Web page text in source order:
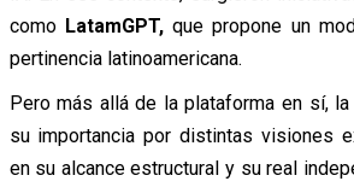
comoLatamGPT,que propone un
pertinencia latinoamericana.
Pero más allá de la plataforma en sí,
su importancia por distintas visiones
en su alcance estructural y su real